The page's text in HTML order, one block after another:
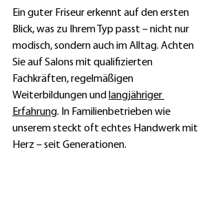
Ein guter Friseur erkennt auf den ersten
Blick, was zu Ihrem Typ passt – nicht nur
modisch, sondern auch im Alltag. Achten
Sie auf Salons mit qualifizierten
Fachkräften, regelmäßigen
Weiterbildungen und langjähriger
Erfahrung. In Familienbetrieben wie
unserem steckt oft echtes Handwerk mit
Herz – seit Generationen.